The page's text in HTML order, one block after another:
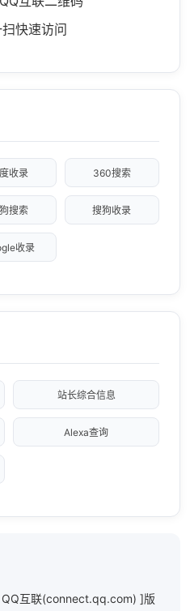
快速访问
收录 360搜索
搜索 搜狗收录
收录
站长综合信息
Alexa查询
QQ互联(connect.qq.com) ]版